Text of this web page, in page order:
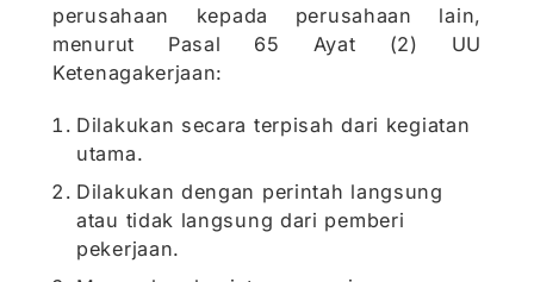
perusahaan kepada perusahaan lain,
menurut Pasal 65 Ayat (2) UU
Ketenagakerjaan:
Dilakukan secara terpisah dari kegiatan
utama.
Dilakukan dengan perintah langsung
atau tidak langsung dari pemberi
pekerjaan.